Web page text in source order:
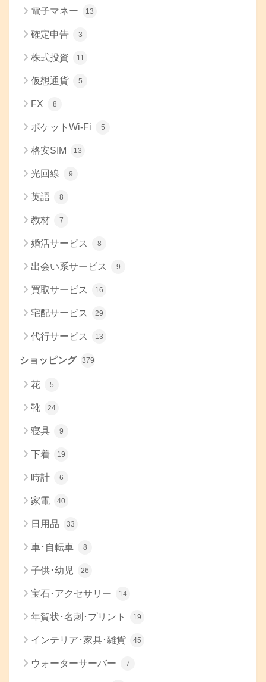
電子マネー 13
確定申告 3
株式投資 11
仮想通貨 5
FX 8
ポケットWi-Fi 5
格安SIM 13
光回線 9
英語 8
教材 7
婚活サービス 8
出会い系サービス 9
買取サービス 16
宅配サービス 29
代行サービス 13
ショッピング 379
花 5
靴 24
寝具 9
下着 19
時計 6
家電 40
日用品 33
車･自転車 8
子供･幼児 26
宝石･アクセサリー 14
年賀状･名刺･プリント 19
インテリア･家具･雑貨 45
ウォーターサーバー 7